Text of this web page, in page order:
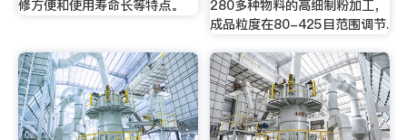
修方便和使用寿命长等特点。
280多种物料的高细制粉加工，
成品粒度在80-425目范围调节.